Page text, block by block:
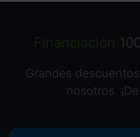
Financiación
Grandes
nosotros.